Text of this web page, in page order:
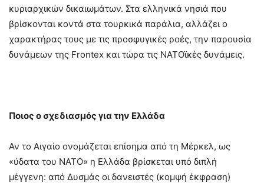
κυριαρχικών δικαιωμάτων. Στα ελληνικά νησιά που
βρίσκονται κοντά στα τουρκικά παράλια, αλλάζει ο
χαρακτήρας τους με τις προσφυγικές ροές, την παρουσία
δυνάμεων της Frontex και τώρα τις ΝΑΤΟϊκές δυνάμεις.
Ποιος ο σχεδιασμός για την Ελλάδα
Αν το Αιγαίο ονομάζεται επίσημα από τη Μέρκελ, ως
«ύδατα του ΝΑΤΟ» η Ελλάδα βρίσκεται υπό διπλή
μέγγενη: από Δυσμάς οι δανειστές (κομψή έκφραση)